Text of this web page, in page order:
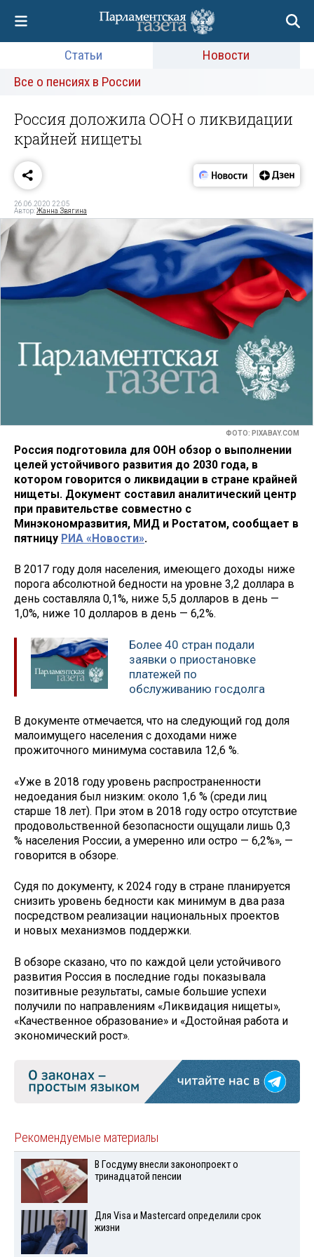
Статьи
Новости
Все о пенсиях в России
Россия доложила ООН о ликвидации
крайней нищеты
26.06.2020 22:05
Автор:Жанна Звягина
ФОТО: PIXABAY.COM
Россия подготовила для ООН обзор о выполнении
целей устойчивого развития до 2030 года, в
котором говорится о ликвидации в стране крайней
нищеты. Документ составил аналитический центр
при правительстве совместно с
Минэкономразвития, МИД и Ростатом, сообщает в
пятницу РИА «Новости».
В 2017 году доля населения, имеющего доходы ниже
порога абсолютной бедности на уровне 3,2 доллара в
день составляла 0,1%, ниже 5,5 долларов в день —
1,0%, ниже 10 долларов в день — 6,2%.
Более 40 стран подали
заявки о приостановке
платежей по
обслуживанию госдолга
В документе отмечается, что на следующий год доля
малоимущего населения с доходами ниже
прожиточного минимума составила 12,6 %.
«Уже в 2018 году уровень распространенности
недоедания был низким: около 1,6 % (среди лиц
старше 18 лет). При этом в 2018 году остро отсутствие
продовольственной безопасности ощущали лишь 0,3
% населения России, а умеренно или остро — 6,2%», —
говорится в обзоре.
Судя по документу, к 2024 году в стране планируется
снизить уровень бедности как минимум в два раза
посредством реализации национальных проектов
и новых механизмов поддержки.
В обзоре сказано, что по каждой цели устойчивого
развития Россия в последние годы показывала
позитивные результаты, самые большие успехи
получили по направлениям «Ликвидация нищеты»,
«Качественное образование» и «Достойная работа и
экономический рост».
Рекомендуемые материалы
В Госдуму внесли законопроект о
тринадцатой пенсии
Для Visа и Mastercard определили срок
жизни